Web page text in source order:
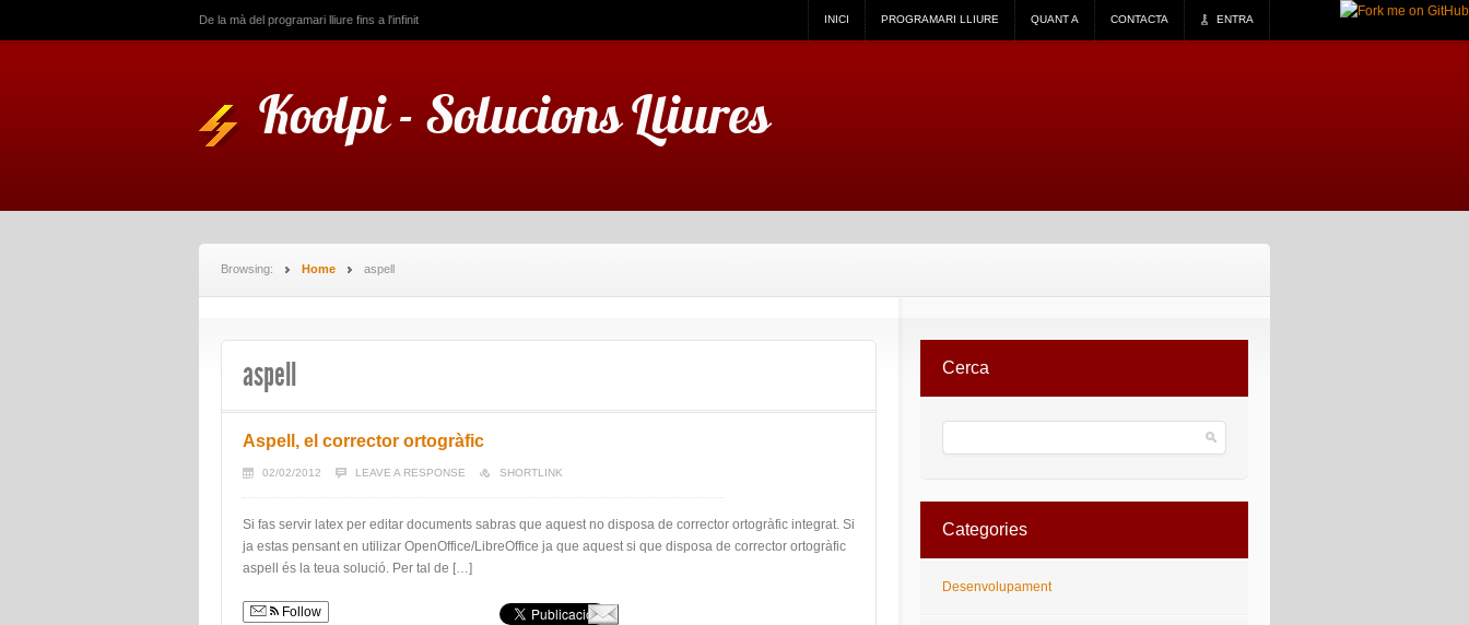
De la mà del programari lliure fins a l'infinit INICI PROGRAMARI LLIURE QUANT A CONTACTA ENTRA
Koolpi - Solucions Lliures
Browsing: Home aspell
aspell
Aspell, el corrector ortogràfic
02/02/2012 LEAVE A RESPONSE SHORTLINK
Si fas servir latex per editar documents sabras que aquest no disposa de corrector ortogràfic integrat. Si
ja estas pensant en utilizar OpenOffice/LibreOffice ja que aquest si que disposa de corrector ortogràfic
aspell és la teua solució. Per tal de […]
Follow
Cerca
Categories
Desenvolupament